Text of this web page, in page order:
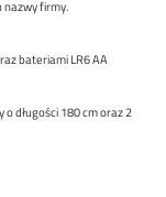
firmy.
bateriami LR6 AA
długości 180 cm oraz 2